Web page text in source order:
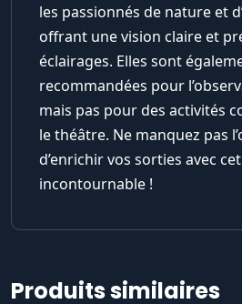
les passionnés de nature et
offrant une vision claire et
éclairages. Elles sont
recommandées pour
mais pas pour des activités
le théâtre. Ne manquez pas
d’enrichir vos sorties avec
incontournable !
Produits similaires